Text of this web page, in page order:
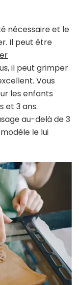
nécessaire et le
Il peut être
il peut grimper
Vous
les enfants
et 3 ans.
au-delà de 3
le lui